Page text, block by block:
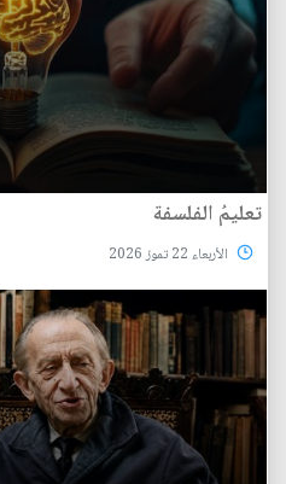
تعليمُ الفلسفة
الأربعاء 22 تموز 2026